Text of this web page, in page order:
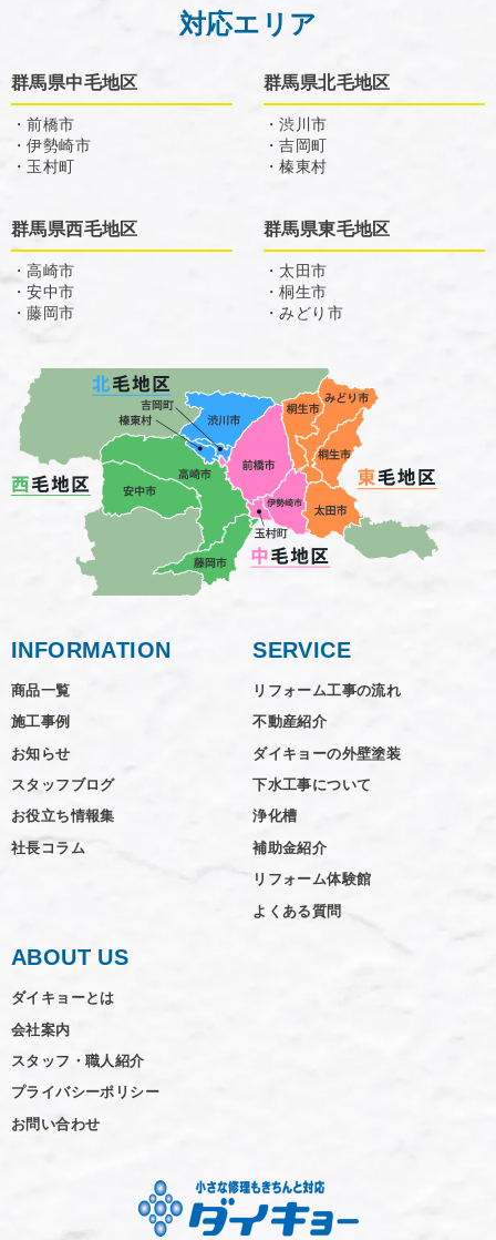
対応エリア
群馬県中毛地区
・前橋市
・伊勢崎市
・玉村町
群馬県北毛地区
・渋川市
・吉岡町
・榛東村
群馬県西毛地区
・高崎市
・安中市
・藤岡市
群馬県東毛地区
・太田市
・桐生市
・みどり市
INFORMATION
商品一覧
施工事例
お知らせ
スタッフブログ
お役立ち情報集
社長コラム
SERVICE
リフォーム工事の流れ
不動産紹介
ダイキョーの外壁塗装
下水工事について
浄化槽
補助金紹介
リフォーム体験館
よくある質問
ABOUT US
ダイキョーとは
会社案内
スタッフ・職人紹介
プライバシーポリシー
お問い合わせ